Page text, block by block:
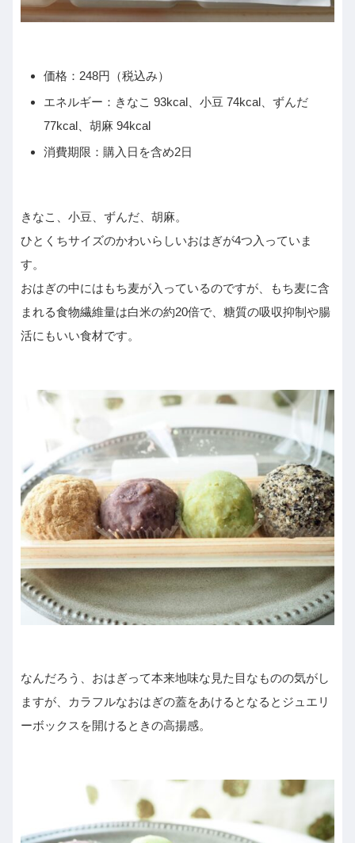
価格：248円（税込み）
エネルギー：きなこ 93kcal、小豆 74kcal、ずんだ
77kcal、胡麻 94kcal
消費期限：購入日を含め2日
きなこ、小豆、ずんだ、胡麻。
ひとくちサイズのかわいらしいおはぎが4つ入っていま
す。
おはぎの中にはもち麦が入っているのですが、もち麦に含
まれる食物繊維量は白米の約20倍で、糖質の吸収抑制や腸
活にもいい食材です。
なんだろう、おはぎって本来地味な見た目なものの気がし
ますが、カラフルなおはぎの蓋をあけるとなるとジュエリ
ーボックスを開けるときの高揚感。